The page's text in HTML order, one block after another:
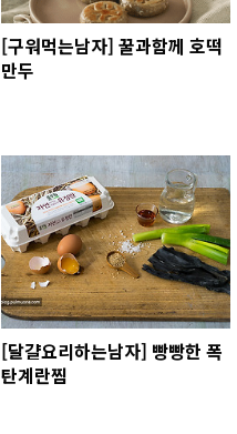
[구워먹는남자] 꿀과함께 호떡
만두
[달걀요리하는남자] 빵빵한 폭
탄계란찜